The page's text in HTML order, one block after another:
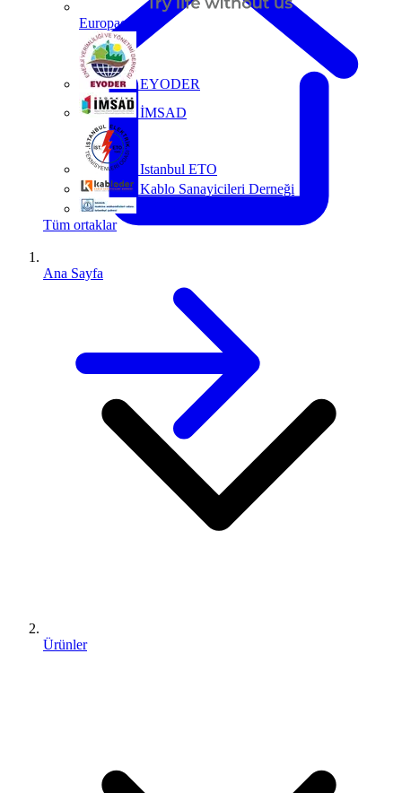
Europacable
EYODER
İMSAD
Istanbul ETO
Kablo Sanayicileri Derneği
Tüm ortaklar
Ana Sayfa
Ürünler